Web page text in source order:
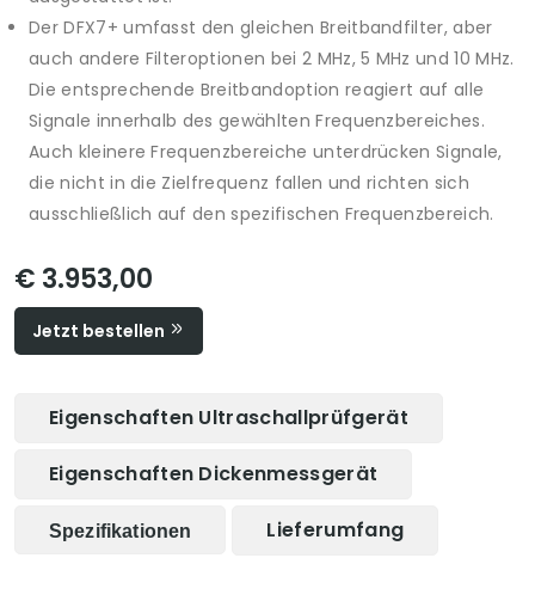
Der DFX7+ umfasst den gleichen Breitbandfilter, aber
auch andere Filteroptionen bei 2 MHz, 5 MHz und 10 MHz.
Die entsprechende Breitbandoption reagiert auf alle
Signale innerhalb des gewählten Frequenzbereiches.
Auch kleinere Frequenzbereiche unterdrücken Signale,
die nicht in die Zielfrequenz fallen und richten sich
ausschließlich auf den spezifischen Frequenzbereich.
€ 3.953,00
Jetzt bestellen
Eigenschaften Ultraschallprüfgerät
Eigenschaften Dickenmessgerät
Spezifikationen Lieferumfang